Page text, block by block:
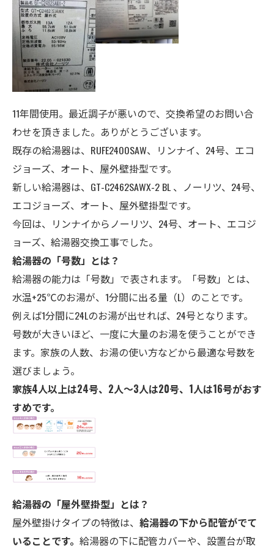
11年間使用。最近調子が悪いので、交換希望のお問い合
わせを頂きました。ありがとうございます。
既存の給湯器は、RUFE2400SAW、リンナイ、24号、エコ
ジョーズ、オート、屋外壁掛型です。
新しい給湯器は、GT-C2462SAWX-2 BL 、ノーリツ、24号、
エコジョーズ、オート、 屋外壁掛型です。
今回は、リンナイからノーリツ、24号、オート、エコジ
ョーズ、給湯器交換工事でした。
給湯器の「号数」とは？
給湯器の能力は「号数」で表されます。「号数」とは、
水温+25℃のお湯が、1分間に出る量（L）のことです。
例えば1分間に24Lのお湯が出せれば、24号となります。
号数が大きいほど、一度に大量のお湯を使うことができ
ます。家族の人数、お湯の使い方などから最適な号数を
選びましょう。
家族4人以上は24号、2人～3人は20号、1人は16号がおす
すめです。
給湯器の「屋外壁掛型」とは？
屋外壁掛けタイプの特徴は、 給湯器の下から配管がでて
いることです。 給湯器の下に配管カバーや、設置台が取